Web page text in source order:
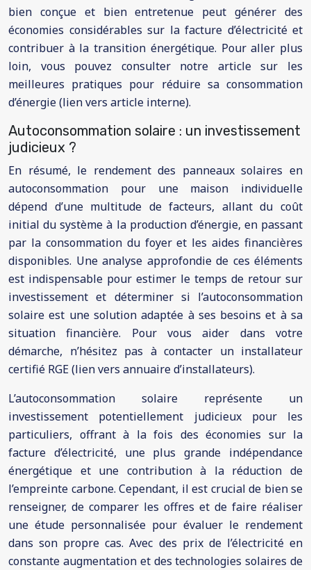
bien conçue et bien entretenue peut générer des
économies considérables sur la facture d’électricité et
contribuer à la transition énergétique. Pour aller plus
loin, vous pouvez consulter notre article sur les
meilleures pratiques pour réduire sa consommation
d’énergie (lien vers article interne).
Autoconsommation solaire : un investissement
judicieux ?
En résumé, le rendement des panneaux solaires en
autoconsommation pour une maison individuelle
dépend d’une multitude de facteurs, allant du coût
initial du système à la production d’énergie, en passant
par la consommation du foyer et les aides financières
disponibles. Une analyse approfondie de ces éléments
est indispensable pour estimer le temps de retour sur
investissement et déterminer si l’autoconsommation
solaire est une solution adaptée à ses besoins et à sa
situation financière. Pour vous aider dans votre
démarche, n’hésitez pas à contacter un installateur
certifié RGE (lien vers annuaire d’installateurs).
L’autoconsommation solaire représente un
investissement potentiellement judicieux pour les
particuliers, offrant à la fois des économies sur la
facture d’électricité, une plus grande indépendance
énergétique et une contribution à la réduction de
l’empreinte carbone. Cependant, il est crucial de bien se
renseigner, de comparer les offres et de faire réaliser
une étude personnalisée pour évaluer le rendement
dans son propre cas. Avec des prix de l’électricité en
constante augmentation et des technologies solaires de